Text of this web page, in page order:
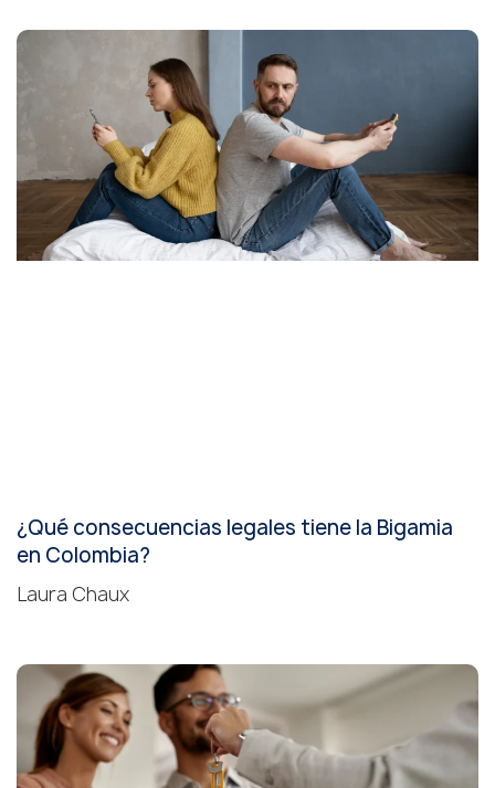
¿Qué consecuencias legales tiene la Bigamia
en Colombia?
Laura Chaux